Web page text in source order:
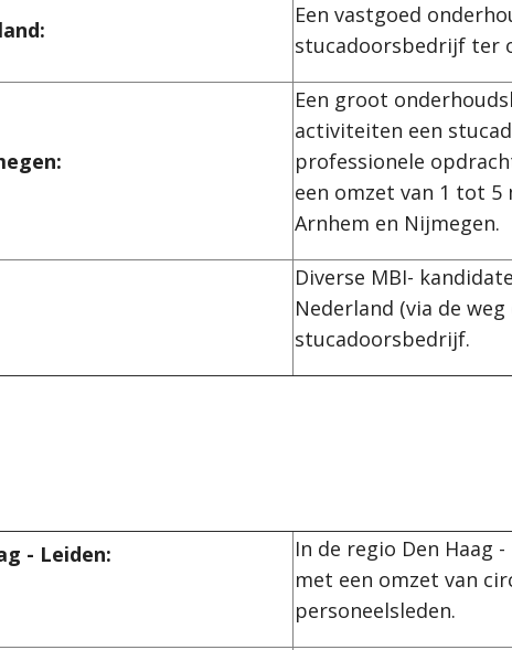
Een vastgoed
stucadoorsbedrijf ter
Een groot
activiteiten een
professionele
een omzet van 1 tot
Arnhem en Nijmegen.
Diverse MBI-
Nederland (via de
stucadoorsbedrijf.
- Leiden:
In de regio Den Haag
met een omzet van
personeelsleden.